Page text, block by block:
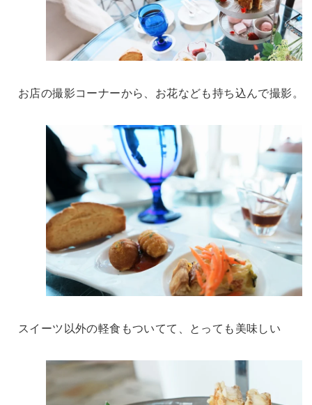
お店の撮影コーナーから、お花なども持ち込んで撮影。
スイーツ以外の軽食もついてて、とっても美味しい